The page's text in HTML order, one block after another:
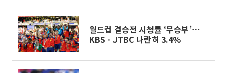
월드컵 결승전 시청률 ‘무승부’⋯
KBSㆍJTBC 나란히 3.4%